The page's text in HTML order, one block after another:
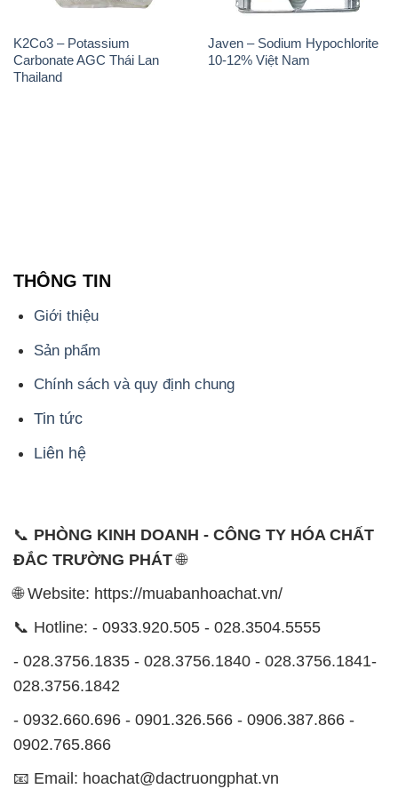
K2Co3 – Potassium
Carbonate AGC Thái Lan
Thailand
Javen – Sodium Hypochlorite
10-12% Việt Nam
THÔNG TIN
Giới thiệu
Sản phẩm
Chính sách và quy định chung
Tin tức
Liên hệ
📞 PHÒNG KINH DOANH - CÔNG TY HÓA CHẤT
ĐẮC TRƯỜNG PHÁT🌐
🌐 Website: https://muabanhoachat.vn/
📞 Hotline: - 0933.920.505 - 028.3504.5555
- 028.3756.1835 - 028.3756.1840 - 028.3756.1841-
028.3756.1842
- 0932.660.696 - 0901.326.566 - 0906.387.866 -
0902.765.866
📧 Email: hoachat@dactruongphat.vn